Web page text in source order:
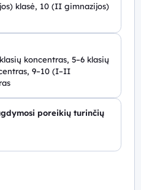
klasė, 10 (II gimnazijos)
koncentras, 5–6 klasių
9–10 (I–II
poreikių turinčių